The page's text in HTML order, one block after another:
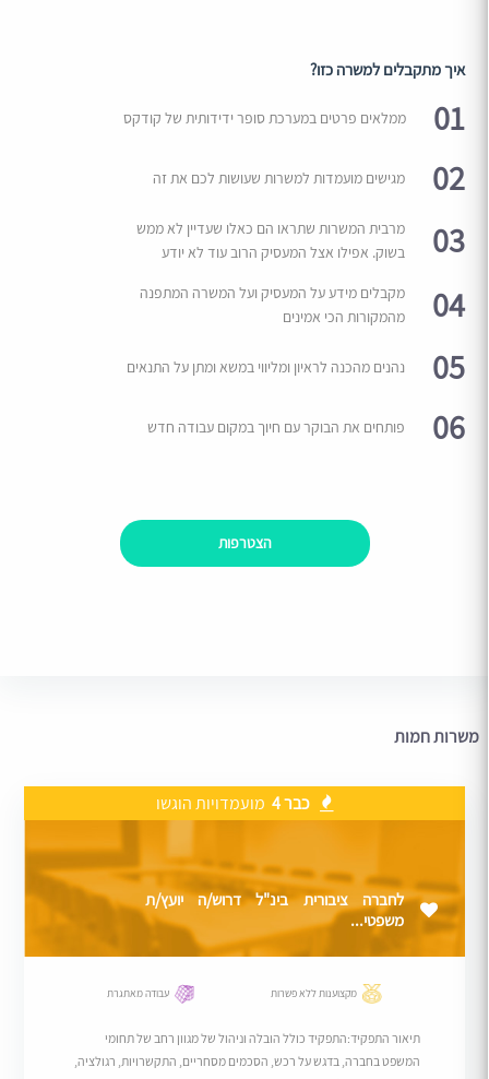
איך מתקבלים למשרה כזו?
01 ממלאים פרטים במערכת סופר ידידותית של קודקס
02 מגישים מועמדות למשרות שעושות לכם את זה
03
מרבית המשרות שתראו הם כאלו שעדיין לא ממש
בשוק. אפילו אצל המעסיק הרוב עוד לא יודע
04
מקבלים מידע על המעסיק ועל המשרה המתפנה
מהמקורות הכי אמינים
05 נהנים מהכנה לראיון ומליווי במשא ומתן על התנאים
06 פותחים את הבוקר עם חיוך במקום עבודה חדש
הצטרפות
משרות חמות
כבר 4 מועמדויות הוגשו
לחברה ציבורית בינ"ל דרוש/ה יועץ/ת
משפטי...
מקצוענות ללא פשרות עבודה מאתגרת
תיאור התפקיד:התפקיד כולל הובלה וניהול של מגוון רחב של תחומי
המשפט בחברה, בדגש על רכש, הסכמים מסחריים, התקשרויות, רגולציה,